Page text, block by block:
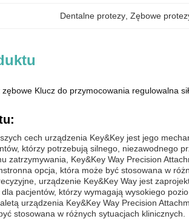
Dentalne protezy, Zębowe
Klucz do przymocowania regulowalna
cech urządzenia Key&Key jest jego
którzy potrzebują silnego, niezawodnego
zatrzymywania, Key&Key Way Precision
opcja, która może być stosowana w
urządzenie Key&Key Way jest
pacjentów, którzy wymagają wysokiego
urządzenia Key&Key Way Precision
stosowana w różnych sytuacjach klinicznych.